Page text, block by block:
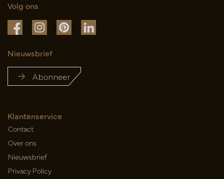
Volg ons
Nieuwsbrief
Abonneer
Klantenservice
Contact
Over ons
Nieuwsbrief
Privacy Policy